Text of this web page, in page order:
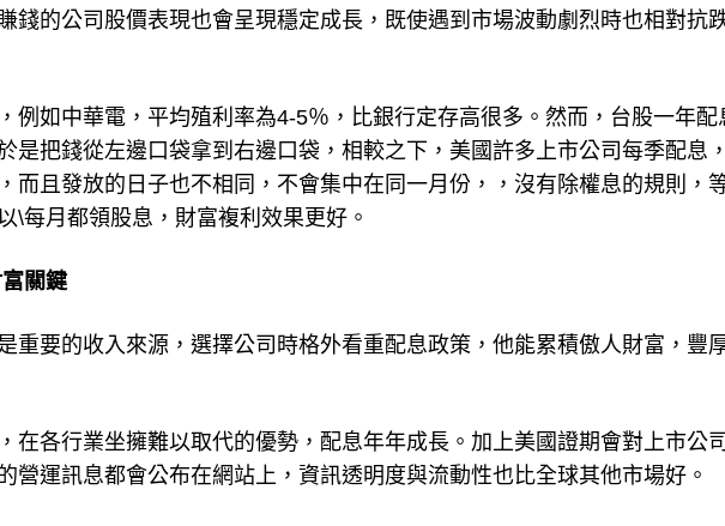
錢的公司股價表現也會呈現穩定成長，既使遇到市場波動劇烈時也相對抗
例如中華電，平均殖利率為4-5％，比銀行定存高很多。然而，台股一年配
是把錢從左邊口袋拿到右邊口袋，相較之下，美國許多上市公司每季配息
而且發放的日子也不相同，不會集中在同一月份，，沒有除權息的規則，
\每月都領股息，財富複利效果更好。
關鍵
重要的收入來源，選擇公司時格外看重配息政策，他能累積傲人財富，豐
在各行業坐擁難以取代的優勢，配息年年成長。加上美國證期會對上市公
營運訊息都會公布在網站上，資訊透明度與流動性也比全球其他市場好。